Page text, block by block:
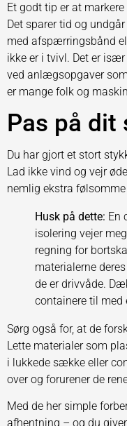
Et godt tip er at
Det sparer tid og
med afspærringsbånd
ikke er i tvivl. Det er
ved anlægsopgaver som
er mange folk og
Pas på dit
Du har gjort et stort
Lad ikke vind og vejr
nemlig ekstra
Husk på dette: En
isolering vejer
regning for
materialerne
de er drivvåde.
containere til med
Sørg også for, at de
Lette materialer som
i lukkede sække eller
over og forurener de
Med de her simple
afhentning – og du